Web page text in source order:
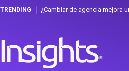
TRENDING ¿Cambiar de agencia mejora